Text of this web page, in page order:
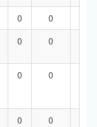
0 0
0 0
0 0
0 0